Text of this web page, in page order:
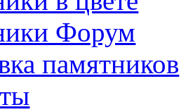
Форум
памятников